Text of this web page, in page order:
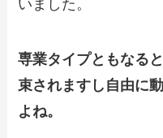
いました。
専業タイプともなる
束されますし自由に
よね。